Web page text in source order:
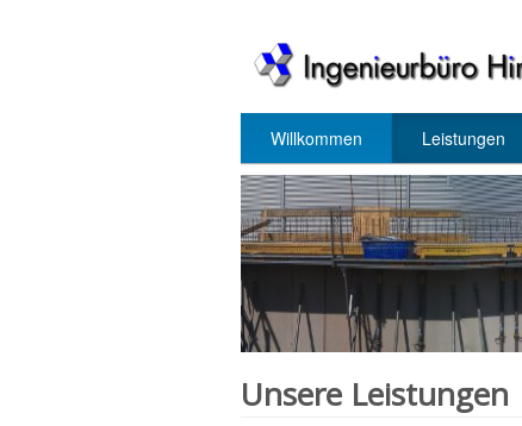
Willkommen Leistungen
Unsere Leistungen